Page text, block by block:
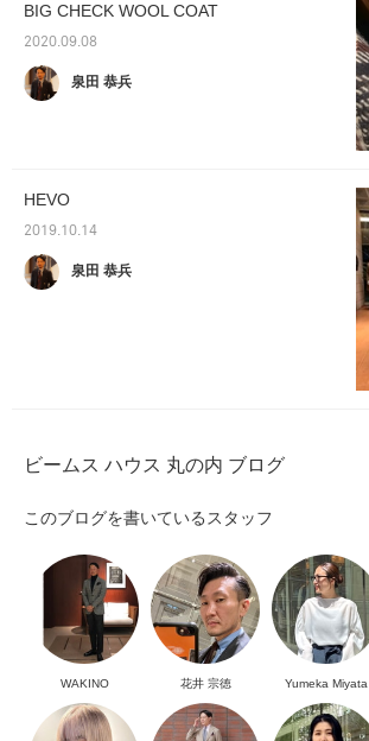
BIG CHECK WOOL COAT
2020.09.08
泉田 恭兵
HEVO
2019.10.14
泉田 恭兵
ビームス ハウス 丸の内 ブログ
このブログを書いているスタッフ
WAKINO 花井 宗徳 Yumeka Miyata